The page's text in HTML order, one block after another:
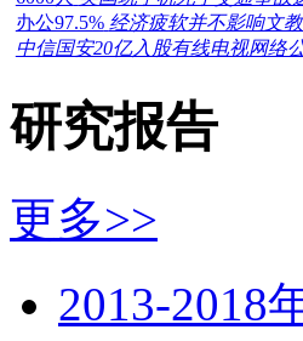
办公97.5% 经济疲软并不影响文
中信国安20亿入股有线电视网络
研究报告
更多>>
2013-2018